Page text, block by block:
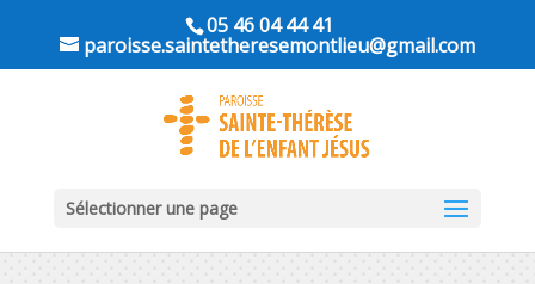
05 46 04 44 41
paroisse.saintetheresemontlieu@gmail.com
Sélectionner une page